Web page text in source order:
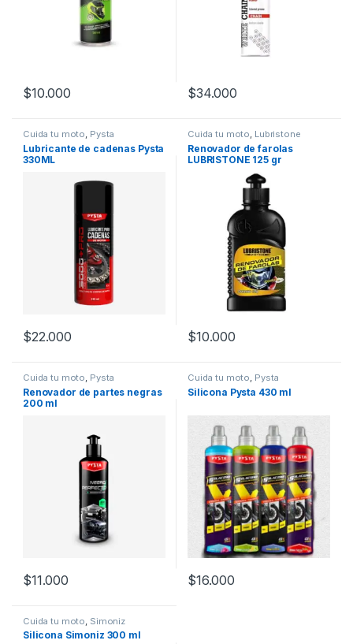
$10.000 $34.000
Cuida tu moto, Pysta
Lubricante de cadenas Pysta
330ML
$22.000
Cuida tu moto, Lubristone
Renovador de farolas
LUBRISTONE 125 gr
$10.000
Cuida tu moto, Pysta
Renovador de partes negras
200 ml
$11.000
Cuida tu moto, Pysta
Silicona Pysta 430 ml
$16.000
Este producto tiene múltiples
Cuida tu moto Simoniz
Silicona Simoniz 300 ml